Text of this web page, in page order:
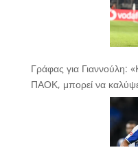
Γράφας για Γιαννούλη:
ΠΑΟΚ, μπορεί να